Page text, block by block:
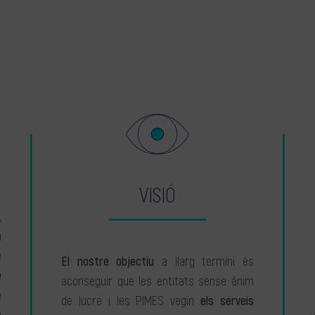
,
VISIÓ
El nostre objectiu a llarg termini és
aconseguir que les entitats sense ànim
de lucre i les PIMES vegin els serveis